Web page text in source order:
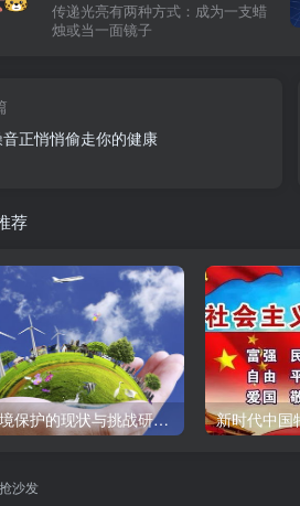
传递光亮有两种方式：成为一支蜡
烛或当一面镜子
正悄悄偷走你的健康
荐
全球环境保护的现状与挑战研究报告 新时代中国
抢沙发